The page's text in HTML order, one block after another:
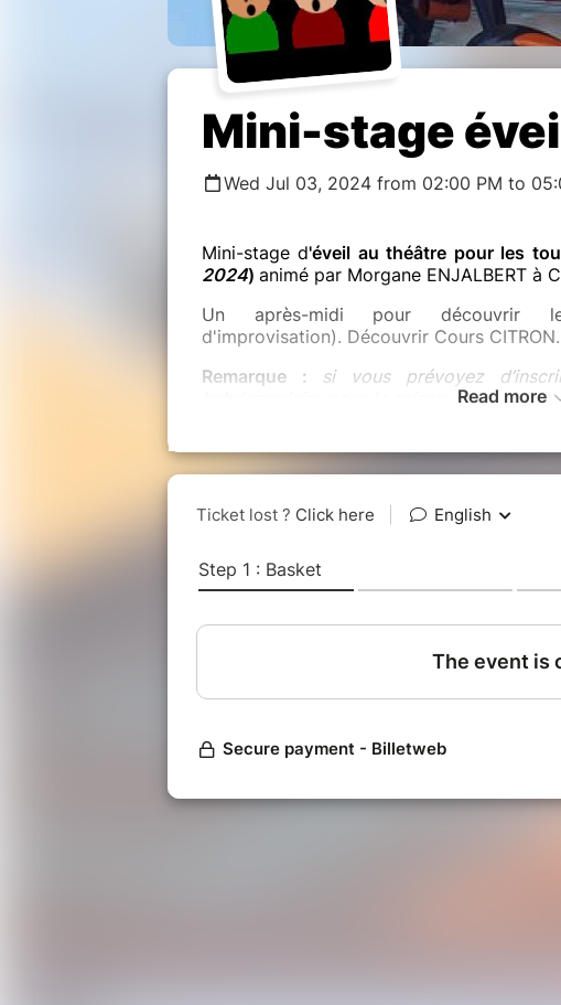
Mini-stage
Wed Jul 03, 2024 from 02:00 PM to
Mini-stage d'éveil au théâtre pour les
2024) animé par Morgane ENJALBERT à
Un après-midi pour
d'improvisation). Découvrir Cours
Remarque : si vous prévoyez
hebdomadaire pour la saison prochaine
Quand ? mercredi 3 juillet 2024
Horaires ? 14h-17h (prévoir un goûter).
16h45 pour assister à la fin de l'atelier ;)
Envie de jouer ?
Inscription en lignesur cette page
(paiement
ANCV). Demander le bulletin
yann@courscitron.fr
Conditions d'annulation/remboursement :
En cas d'annulation de notre part vous
En cas de désistement de votre part,
Read more